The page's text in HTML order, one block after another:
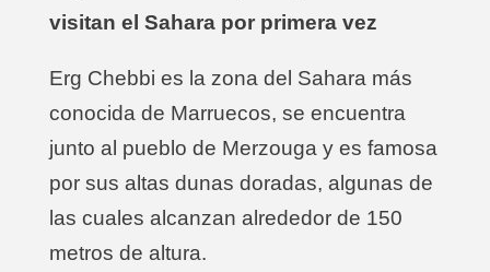
visitan el Sahara por primera vez
Erg Chebbi es la zona del Sahara más
conocida de Marruecos, se encuentra
junto al pueblo de Merzouga y es famosa
por sus altas dunas doradas, algunas de
las cuales alcanzan alrededor de 150
metros de altura.